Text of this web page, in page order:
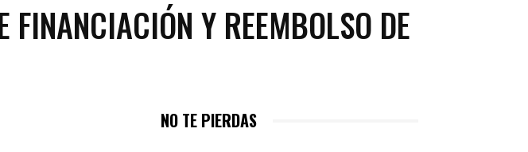
FINANCIACIÓN Y REEMBOLSO DE
NO TE PIERDAS